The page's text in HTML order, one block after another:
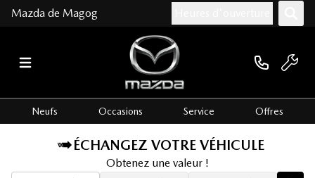
Mazda de Magog
Neufs Occasions Service Offres
ÉCHANGEZ VOTRE VÉHICULE
Obtenez une valeur !